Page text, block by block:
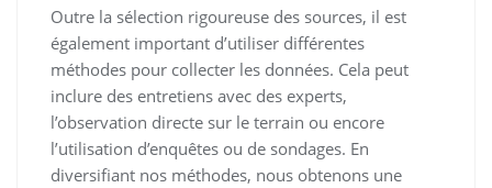
Outre la sélection rigoureuse des sources, il est
également important d’utiliser différentes
méthodes pour collecter les données. Cela peut
inclure des entretiens avec des experts,
l’observation directe sur le terrain ou encore
l’utilisation d’enquêtes ou de sondages. En
diversifiant nos méthodes, nous obtenons une